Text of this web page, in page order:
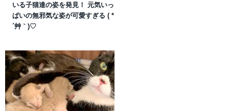
いる子猫達の姿を発見！ 元気いっ
ぱいの無邪気な姿が可愛すぎる ( *
´艸｀)♡